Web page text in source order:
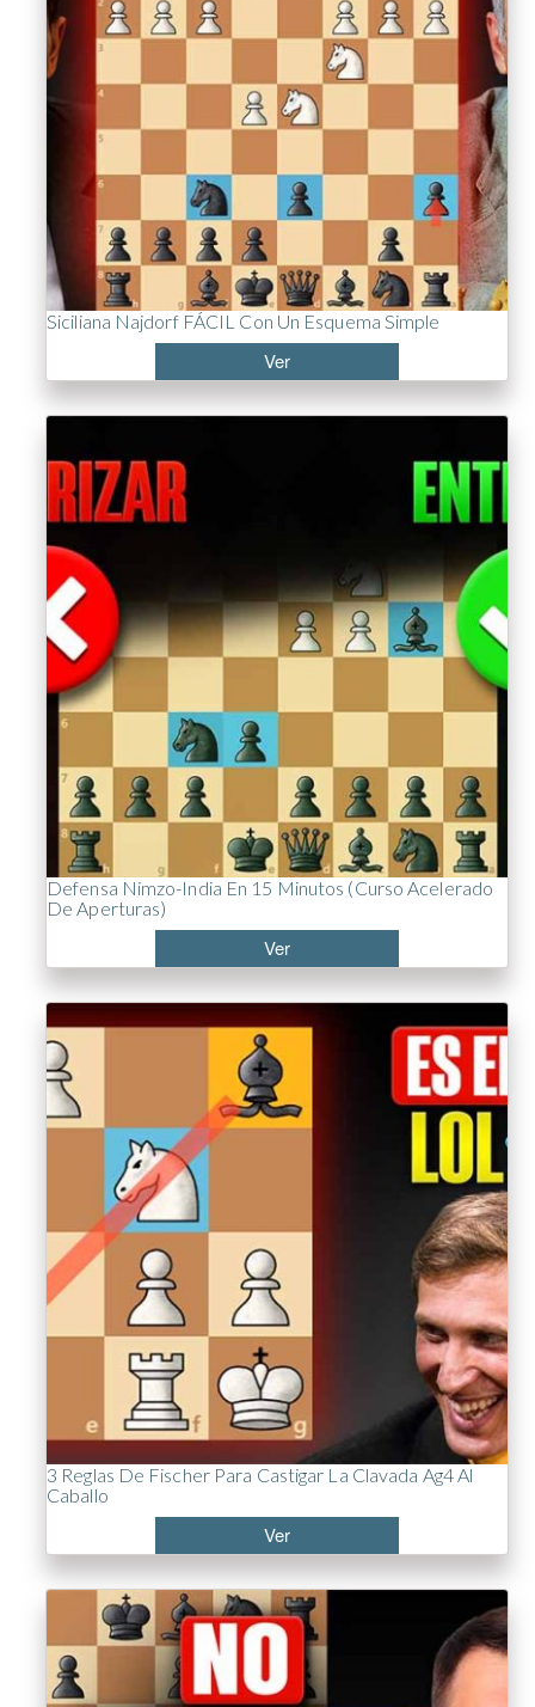
Siciliana Najdorf FÁCIL Con Un Esquema Simple
Ver
Defensa Nimzo-India En 15 Minutos (Curso Acelerado
De Aperturas)
Ver
3 Reglas De Fischer Para Castigar La Clavada Ag4 Al
Caballo
Ver